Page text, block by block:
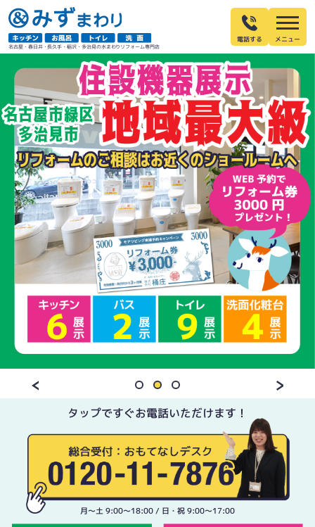
名古屋・春日井・長久手・稲沢・多治見の水まわりリフォーム専門店
電話する
タップですぐお電話いただけます！
月〜土 9:00〜18:00 / 日・祝 9:00〜17:00